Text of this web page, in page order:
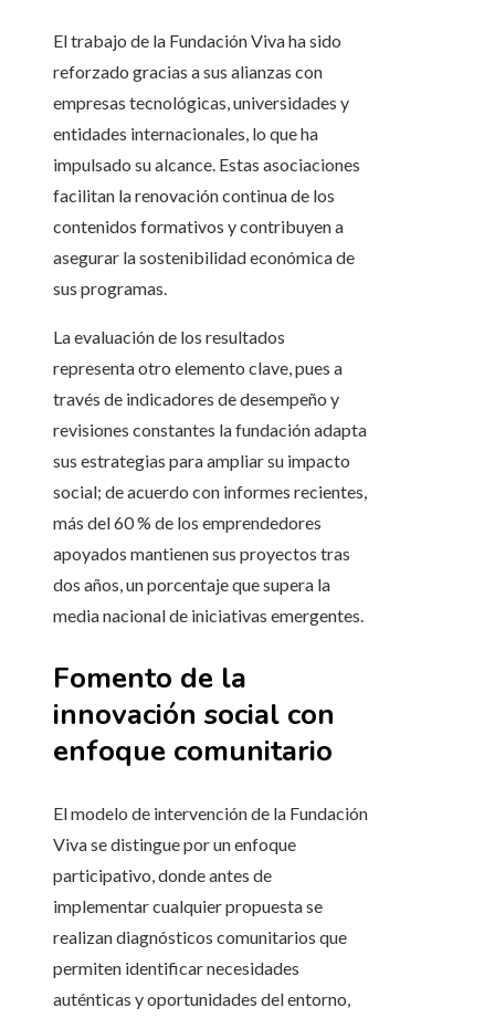
El trabajo de la Fundación Viva ha sido
reforzado gracias a sus alianzas con
empresas tecnológicas, universidades y
entidades internacionales, lo que ha
impulsado su alcance. Estas asociaciones
facilitan la renovación continua de los
contenidos formativos y contribuyen a
asegurar la sostenibilidad económica de
sus programas.
La evaluación de los resultados
representa otro elemento clave, pues a
través de indicadores de desempeño y
revisiones constantes la fundación adapta
sus estrategias para ampliar su impacto
social; de acuerdo con informes recientes,
más del 60 % de los emprendedores
apoyados mantienen sus proyectos tras
dos años, un porcentaje que supera la
media nacional de iniciativas emergentes.
Fomento de la
innovación social con
enfoque comunitario
El modelo de intervención de la Fundación
Viva se distingue por un enfoque
participativo, donde antes de
implementar cualquier propuesta se
realizan diagnósticos comunitarios que
permiten identificar necesidades
auténticas y oportunidades del entorno,